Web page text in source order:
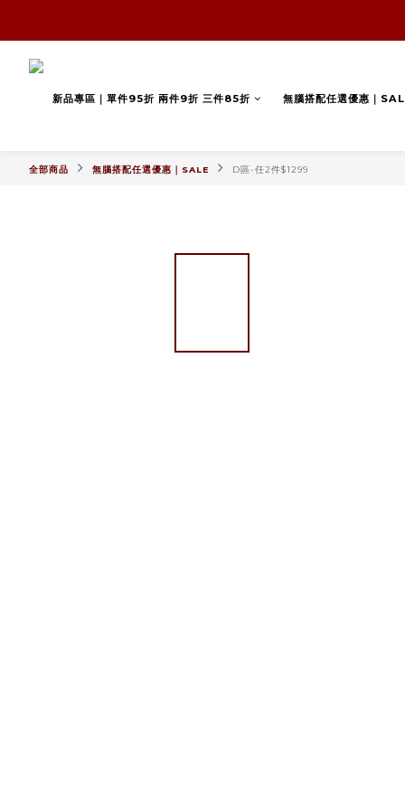
新品專區｜單件95折 兩件9折 三件85折 無腦搭配任選優惠｜
全部商品 無腦搭配任選優惠｜SALE D區-任2件$1299